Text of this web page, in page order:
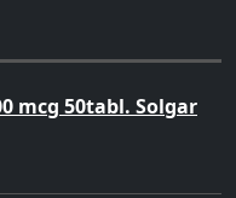
mcg 50tabl. Solgar